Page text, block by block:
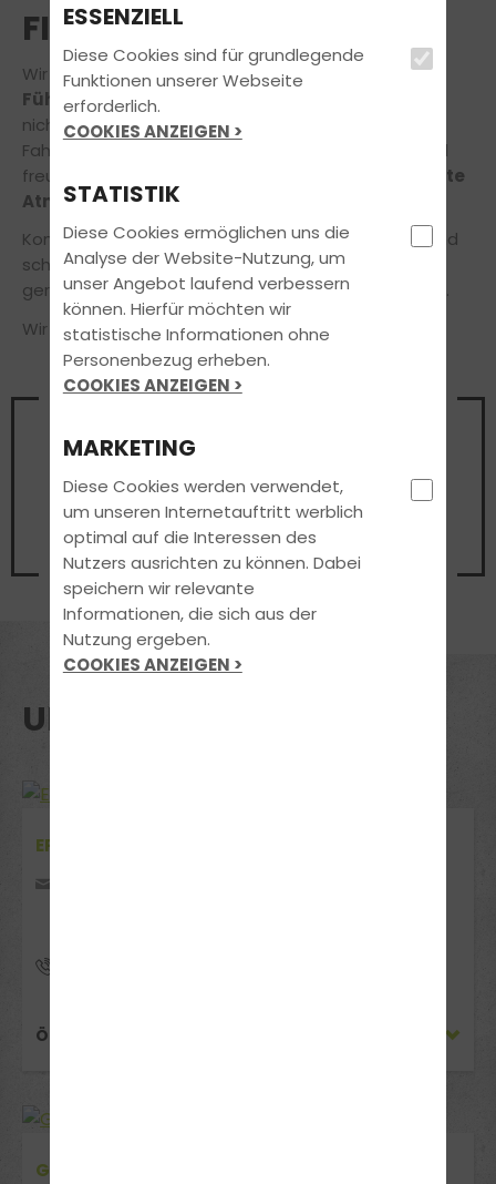
FILIALEN
Wir tun alles, damit Du Dich während
Führerscheinausbildung rundum wohlfühlst
nicht nur hinterm Steuer, sondern auch in unserer
Fahrschule! Unsere Räumlichkeiten sind modern und
freundlich ausgestattet und bieten eine
entspannte
Atmosphäre zum gemeinsamen Lernen.
Komm doch einfach mal auf einen Kaffee vorbei und
schau Dich bei uns um, wir beraten Dich jederzeit
gerne in einem unverbindlichen Beratungsgespräch.
Wir freuen uns auf Deinen Besuch!
Vereinbare noch heute einen
Beratungsgespräch
Jetzt Termin vereinbaren
UNSERE STANDORTE
EPE
ÖFFNUNGSZEITEN
GRONAU
ESSENZIELL
Diese Cookies sind für grundlegende
Funktionen unserer Webseite
erforderlich.
COOKIES ANZEIGEN >
STATISTIK
Diese Cookies ermöglichen uns die
Analyse der Website-Nutzung, um
unser Angebot laufend verbessern
können. Hierfür möchten wir
statistische Informationen ohne
Personenbezug erheben.
COOKIES ANZEIGEN >
MARKETING
Diese Cookies werden verwendet,
um unseren Internetauftritt werblich
optimal auf die Interessen des
Nutzers ausrichten zu können. Dabei
speichern wir relevante
Informationen, die sich aus der
Nutzung ergeben.
COOKIES ANZEIGEN >